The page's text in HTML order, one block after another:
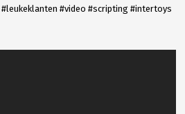
#video #scripting #intertoys